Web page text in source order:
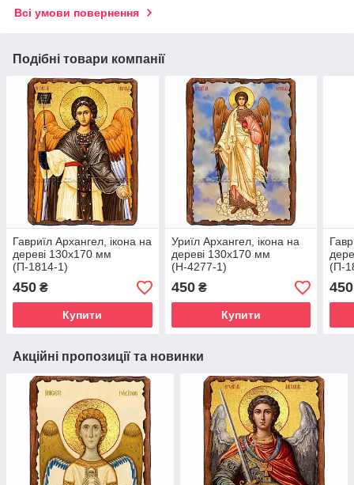
Всі умови повернення
Подібні товари компанії
Гавриїл Архангел, ікона на
дереві 130х170 мм
(П-1814-1)
450 ₴
Купити
Уриїл Архангел, ікона на
дереві 130х170 мм
(Н-4277-1)
450₴
Купити
(П-
450
Акційні пропозиції та новинки